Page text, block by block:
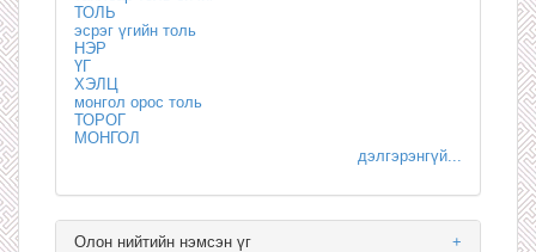
ТОЛЬ
эсрэг үгийн толь
НЭР
ҮГ
ХЭЛЦ
монгол орос толь
ТОРОГ
МОНГОЛ
дэлгэрэнгүй...
+
Олон нийтийн нэмсэн үг